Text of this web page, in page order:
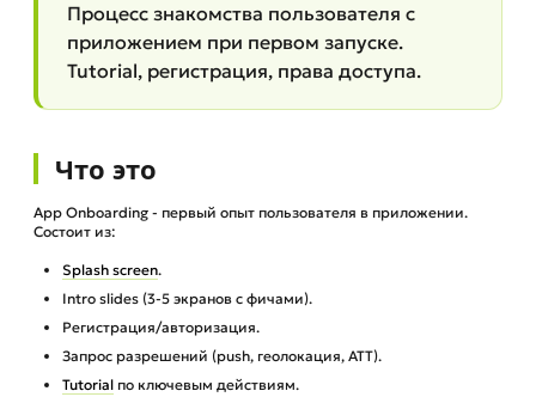
Процесс знакомства пользователя с
приложением при первом запуске.
Tutorial, регистрация, права доступа.
Что это
App Onboarding - первый опыт пользователя в приложении.
Состоит из:
Splash screen.
Intro slides (3-5 экранов с фичами).
Регистрация/авторизация.
Запрос разрешений (push, геолокация, ATT).
Tutorial по ключевым действиям.